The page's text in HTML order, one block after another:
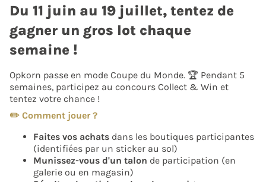
Du 11 juin au 19 juillet, tentez de
gagner un gros lot chaque
semaine !
Opkorn passe en mode Coupe du Monde. 🏆 Pendant 5
semaines, participez au concours Collect & Win et
tentez votre chance !
✏️ Comment jouer ?
Faites vos achats dans les boutiques participantes
(identifiées par un sticker au sol)
Munissez-vous d'un talon de participation (en
galerie ou en magasin)